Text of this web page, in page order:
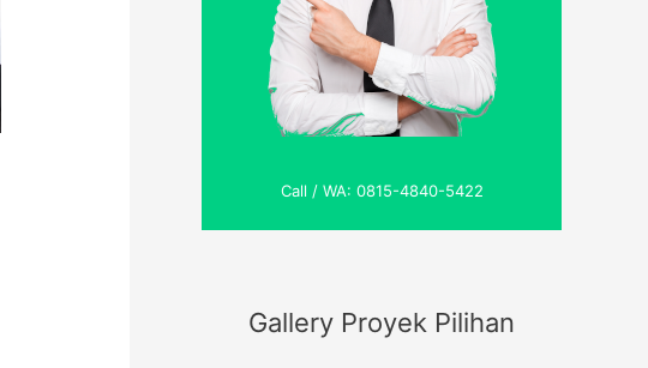
Call / WA: 0815-4840-5422
Gallery Proyek Pilihan